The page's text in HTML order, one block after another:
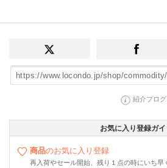
紹介プロ
お気に入り登録ガイ
商品のお気に入り登録
再入荷やセール開始、残り１点の時にいち早